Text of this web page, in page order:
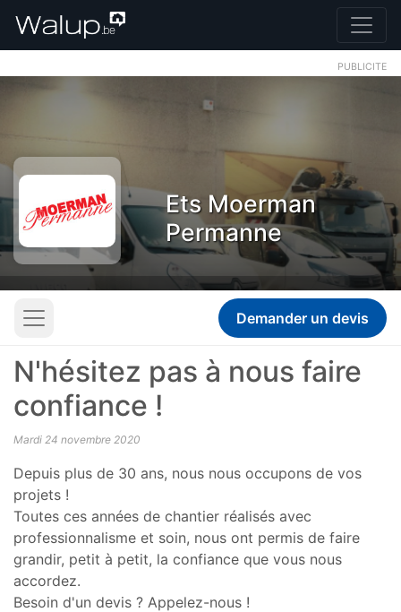
PUBLICITE
Ets Moerman
Permanne
Demander un devis
N'hésitez pas à nous faire
confiance !
Mardi 24 novembre 2020
Depuis plus de 30 ans, nous nous occupons de vos
projets !
Toutes ces années de chantier réalisés avec
professionnalisme et soin, nous ont permis de faire
grandir, petit à petit, la confiance que vous nous
accordez.
Besoin d'un devis ? Appelez-nous !